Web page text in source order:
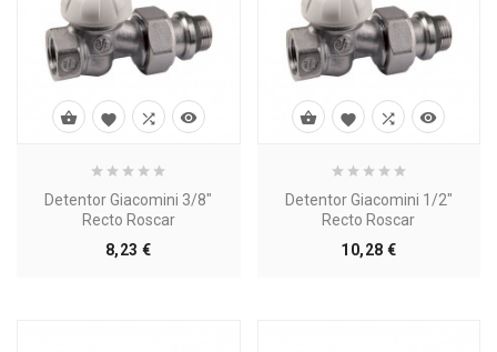
Detentor Giacomini 3/8"
Recto Roscar
8,23 €Precio
   
Detentor Giacomini 1/2"
Recto Roscar
10,28 €Precio
   